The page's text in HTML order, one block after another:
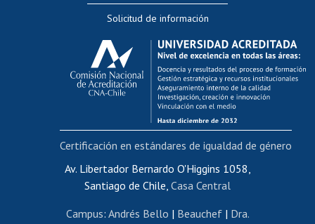
Evaluación docente
Calificación académica
Postulación al AUCAI
Funcionarias/os
Cursos internos de capacitación
Bienestar del personal
Portal de movilidad interna
Certificado de renta
Certificado de renta honorarios
Solicitud de información
Av. Libertador Bernardo O'Higgins 1058,
Santiago de Chile, Casa Central
Campus: Andrés Bello | Beauchef| Dra.
Certificación en estándares de igualdad de género